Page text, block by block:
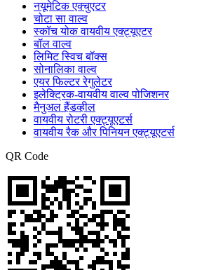
नयूमेटिक एक्चुएटर
चोटा सा वाल्व
स्कॉच योक वायवीय एक्ट्यूएटर
बॉल वाल्व
लिमिट स्विच बॉक्स
सोनालिका वाल्व
एयर फिल्टर रेगुलेटर
इलेक्ट्रिक-वायवीय वाल्व पोजिशनर
मैनुअल हैंडव्हील
वायवीय रोटरी एक्ट्यूएटर्स
वायवीय रैक और पिनियन एक्ट्यूएटर्स
QR Code